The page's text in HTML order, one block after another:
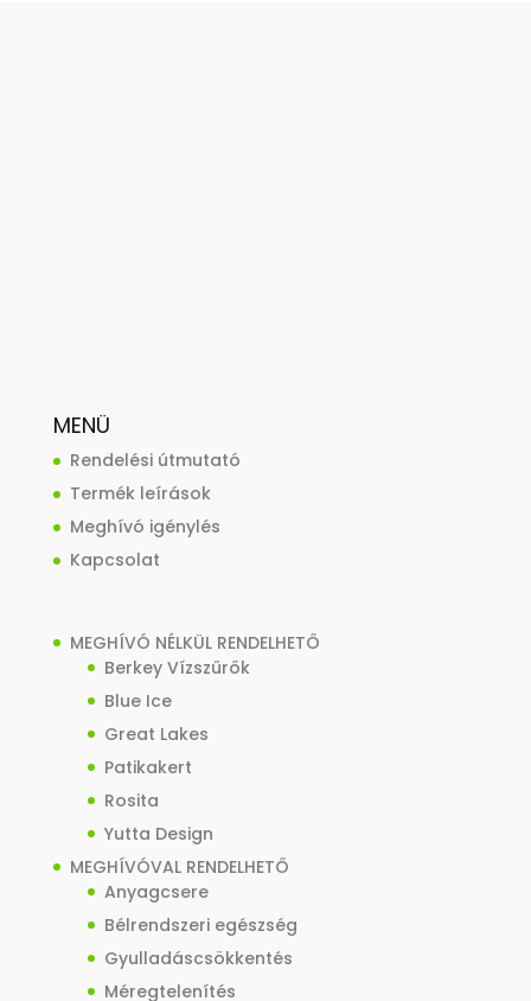
MENÜ
Rendelési útmutató
Termék leírások
Meghívó igénylés
Kapcsolat
MEGHÍVÓ NÉLKÜL RENDELHETŐ
Berkey Vízszűrők
Blue Ice
Great Lakes
Patikakert
Rosita
Yutta Design
MEGHÍVÓVAL RENDELHETŐ
Anyagcsere
Bélrendszeri egészség
Gyulladáscsökkentés
Méregtelenítés